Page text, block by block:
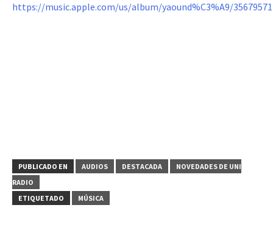
https://music.apple.com/us/album/yaound%C3%A9/
PUBLICADO EN AUDIOS DESTACADA
NOVEDADES DE UNI
RADIO
ETIQUETADO
MÚSICA